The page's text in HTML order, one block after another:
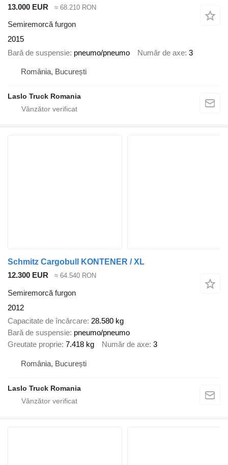
13.000 EUR
≈ 68.210 RON
Semiremorcă furgon
2015
Bară de suspensie pneumo/pneumo Număr de axe 3
România, București
Laslo Truck Romania
Schmitz Cargobull KONTENER / XL
12.300 EUR
≈ 64.540 RON
Semiremorcă furgon
2012
Capacitate de încărcare 28.580 kg
Bară de suspensie pneumo/pneumo
Greutate proprie 7.418 kg Număr de axe 3
România, București
Laslo Truck Romania